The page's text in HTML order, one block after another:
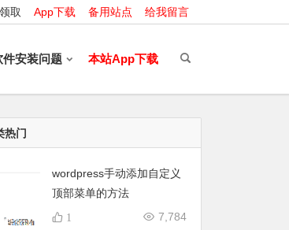
取 App下载 备用站点 给我留言
件安装问题 本站App下载
热门
wordpress手动添加自定义
顶部菜单的方法
7,784
1